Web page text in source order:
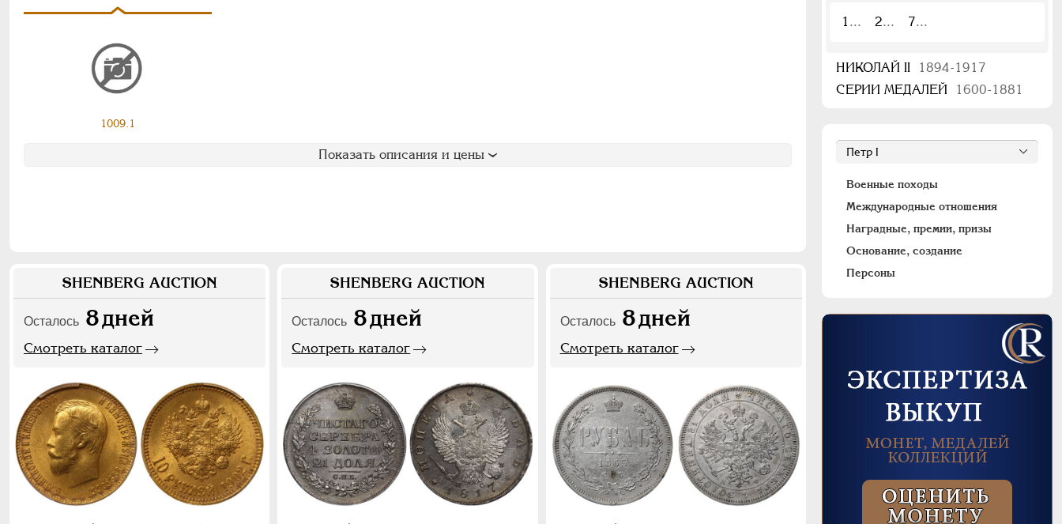
1009.1
Показать описания и цены
SHENBERG AUCTION
Осталось 8дней
Смотреть каталог
SHENBERG AUCTION
Осталось 8дней
Смотреть каталог
SHENBERG AUCTION
Осталось 8дней
Смотреть каталог
1 2 7
НИКОЛАЙ II
1894-1917
СЕРИИ МЕДАЛЕЙ
1600-1881
Военные походы
Международные отношения
Наградные, премии, призы
Основание, создание
Персоны